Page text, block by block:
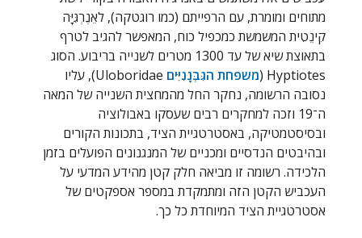
מתוחים ומומרת, עם הרפייתם (כמו רוגטקה), לאֵנֶרְגִּיָּה
קִינֵטִית המשמשת כמכפיל כוח, המאפשר להגיב לטרף
בתאוצת שיא של עד 1300 מטרים לשנייה בריבוע. הסוג
Hyptiotes
(משפחת הגִּבְּנָנִיִּים Uloboridae), עליו
נסובה הרשומה, נחקר החל מהמחצית השנייה של המאה
ה־19 וזכה למחקרים רבים שעסקו באבולוציה
ובסיסטמטיקה, באסטרטגיית הציד, בתכונות הקורים
ובהיבטים הנדסיים ומכניים של המנגנונים הפועלים בזמן
הלכידה. רשומה זו מביאה חלק קטן מהידע המדעי על
העכביש הקטן הזה ומתמקדת במספר אספקטים של
אסטרטגיית הציד המיוחדת כל כך.